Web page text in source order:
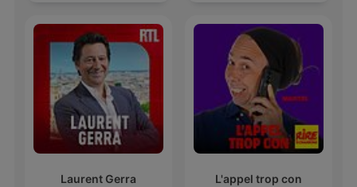
Laurent Gerra L'appel trop con